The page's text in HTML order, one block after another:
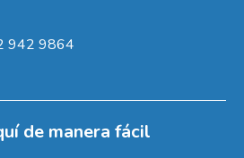
942 9864
de manera fácil